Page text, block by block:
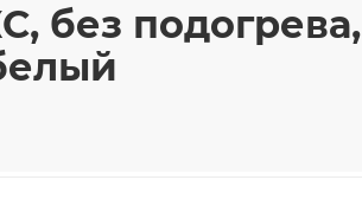
без подогрева,